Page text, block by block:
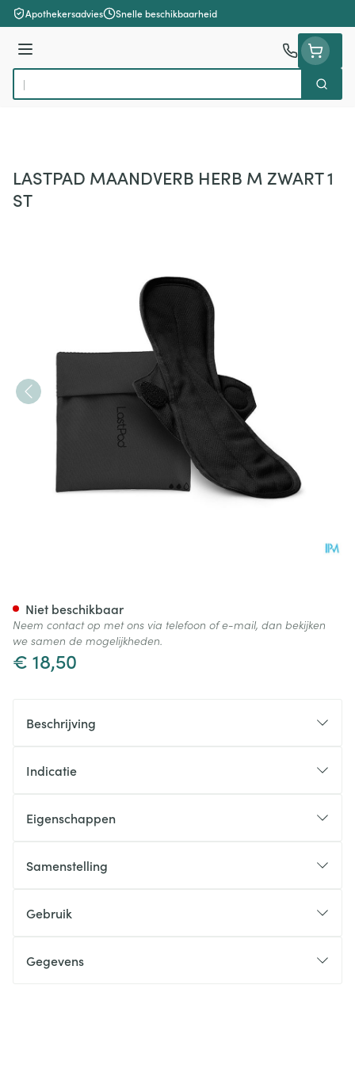
Ga naar de inhoud
Apothekersadvies Snelle beschikbaarheid
Menu
Product, merk, categorie...
Zoek
LASTPAD MAANDVERB HERB M ZWART 1
ST
€ 18,50
Niet beschikbaar
Neem contact op met ons via telefoon of e-mail, dan bekijken
we samen de mogelijkheden.
Beschrijving
Indicatie
Eigenschappen
Samenstelling
Gebruik
Gegevens